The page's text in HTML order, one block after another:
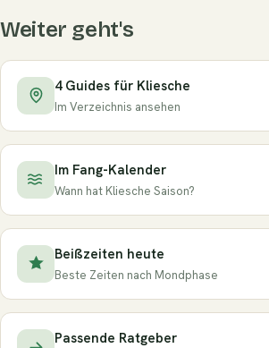
Weiter geht's
4 Guides für Kliesche
Im Verzeichnis ansehen
Im Fang-Kalender
Wann hat Kliesche Saison?
Beißzeiten heute
Beste Zeiten nach Mondphase
Passende Ratgeber